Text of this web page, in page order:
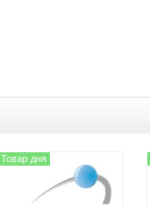
Товар дня